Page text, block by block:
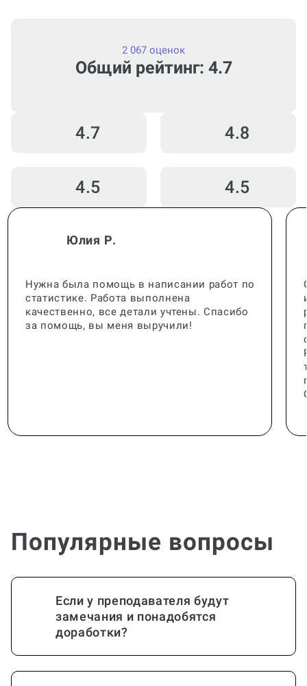
Общий рейтинг: 4.7
2 067 оценок
4.7 4.8
4.5 4.5
Юлия Р.
Нужна была помощь в написании работ по
статистике. Работа выполнена
качественно, все детали учтены. Спасибо
за помощь, вы меня выручили!
Популярные вопросы
Если у преподавателя будут
замечания и понадобятся
доработки?